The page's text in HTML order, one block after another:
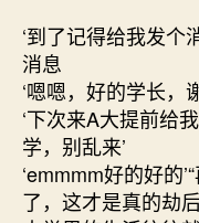
‘到了记得给我发个
消息
‘嗯嗯，好的学长，
‘下次来A大提前给
学，别乱来’
‘emmmm好的好的
了，这才是真的劫